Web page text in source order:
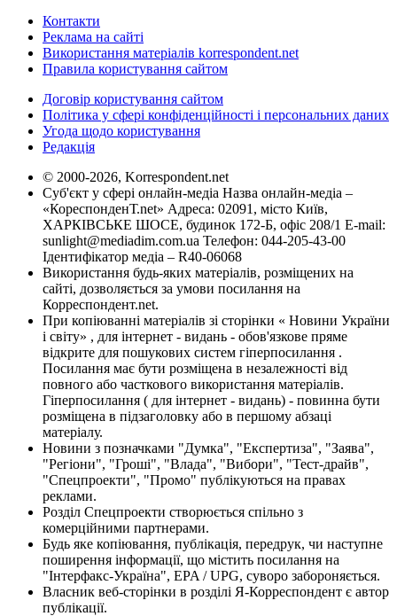
Контакти
Реклама на сайті
Використання матеріалів korrespondent.net
Правила користування сайтом
Договір користування сайтом
Політика у сфері конфіденційності і персональних даних
Угода щодо користування
Редакція
© 2000-2026, Korrespondent.net
Суб'єкт у сфері онлайн-медіа Назва онлайн-медіа –
«КореспонденТ.net» Адреса: 02091, місто Київ,
ХАРКІВСЬКЕ ШОСЕ, будинок 172-Б, офіс 208/1 E-mail:
sunlight@mediadim.com.ua Телефон: 044-205-43-00
Ідентифікатор медіа – R40-06068
Використання будь-яких матеріалів, розміщених на
сайті, дозволяється за умови посилання на
Корреспондент.net.
При копіюванні матеріалів зі сторінки « Новини України
і світу» , для інтернет - видань - обов'язкове пряме
відкрите для пошукових систем гіперпосилання .
Посилання має бути розміщена в незалежності від
повного або часткового використання матеріалів.
Гіперпосилання ( для інтернет - видань) - повинна бути
розміщена в підзаголовку або в першому абзаці
матеріалу.
Новини з позначками "Думка", "Експертиза", "Заява",
"Регіони", "Гроші", "Влада", "Вибори", "Тест-драйв",
"Спецпроекти", "Промо" публікуються на правах
реклами.
Розділ Спецпроекти створюється спільно з
комерційними партнерами.
Будь яке копіювання, публікація, передрук, чи наступне
поширення інформації, що містить посилання на
"Інтерфакс-Україна", EPA / UPG, суворо забороняється.
Власник веб-сторінки в розділі Я-Корреспондент є автор
публікації.